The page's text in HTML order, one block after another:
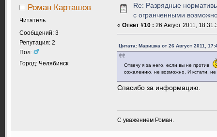
Роман Карташов
Читатель
Сообщений: 3
Репутация: 2
Пол:
Город: Челябинск
Re: Разрядные
с огранченными
« Ответ #10 : 26 Август 2011,
Цитата: Маришка от 26 Август 2011,
Отвечу я за него, если вы не против
сожалению, не возможно. И кстати, не
Спасибо за информацию.
С уважением Роман.